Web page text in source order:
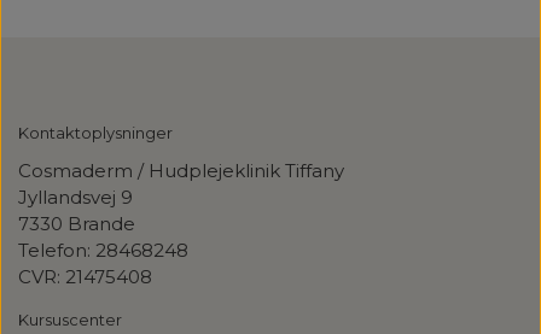
Kontaktoplysninger
Cosmaderm / Hudplejeklinik Tiffany
Jyllandsvej 9
7330 Brande
Telefon: 28468248
CVR: 21475408
Kursuscenter